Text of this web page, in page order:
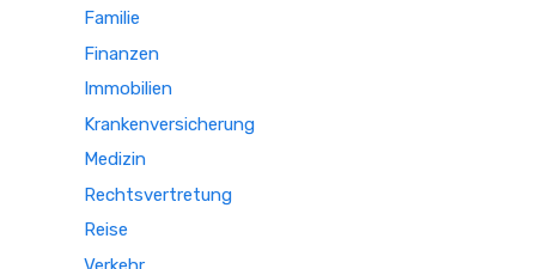
Familie
Finanzen
Immobilien
Krankenversicherung
Medizin
Rechtsvertretung
Reise